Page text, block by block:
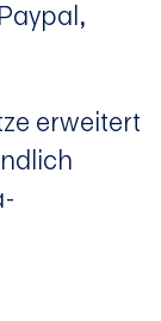
erweitert